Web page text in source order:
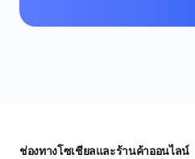
ช่องทางโซเชียลและร้านค้าออนไลน์